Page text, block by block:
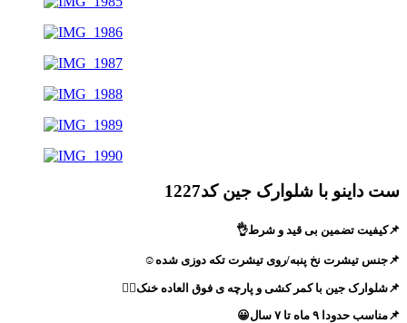
ست داینو با شلوارک جین کد1227
📌کیفیت تضمین بی قید و شرط👌
📌جنس تیشرت نخ پنبه/روی تیشرت تکه دوزی شده☺️
📌شلوارک جین با کمر کشی و پارچه ی فوق العاده خنک😮‍💨
📌مناسب حدودا ۹ ماه تا ۷ سال😀